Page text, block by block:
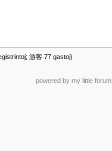
游客 77 gastoj)
powered by my little forum